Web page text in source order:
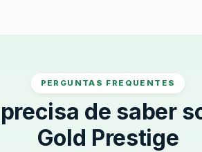
PERGUNTAS FREQUENTES
de saber
Gold Prestige